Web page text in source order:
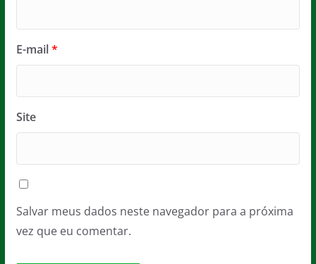
E-mail*
Site
Salvar meus dados neste navegador para a próxima
vez que eu comentar.